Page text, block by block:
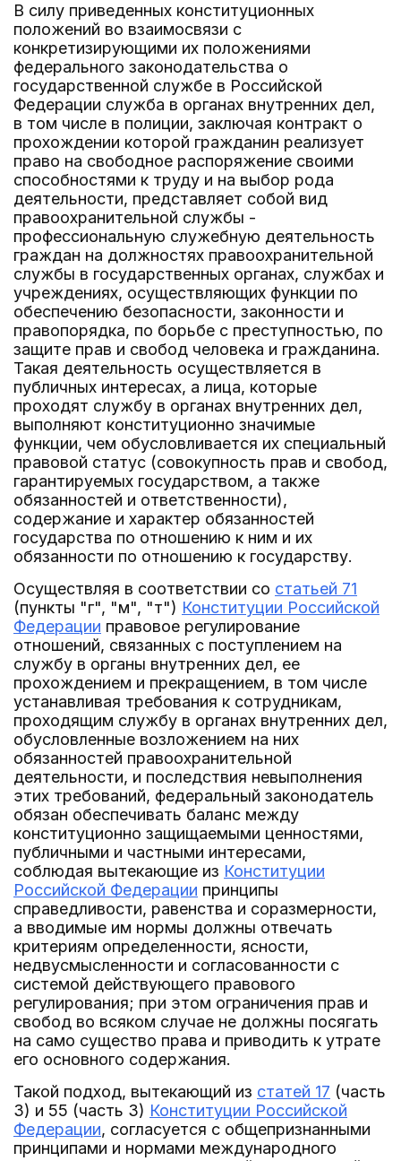
В силу приведенных конституционных
положений во взаимосвязи с
конкретизирующими их положениями
федерального законодательства о
государственной службе в Российской
Федерации служба в органах внутренних дел,
в том числе в полиции, заключая контракт о
прохождении которой гражданин реализует
право на свободное распоряжение своими
способностями к труду и на выбор рода
деятельности, представляет собой вид
правоохранительной службы -
профессиональную служебную деятельность
граждан на должностях правоохранительной
службы в государственных органах, службах и
учреждениях, осуществляющих функции по
обеспечению безопасности, законности и
правопорядка, по борьбе с преступностью, по
защите прав и свобод человека и гражданина.
Такая деятельность осуществляется в
публичных интересах, а лица, которые
проходят службу в органах внутренних дел,
выполняют конституционно значимые
функции, чем обусловливается их специальный
правовой статус (совокупность прав и свобод,
гарантируемых государством, а также
обязанностей и ответственности),
содержание и характер обязанностей
государства по отношению к ним и их
обязанности по отношению к государству.
Осуществляя в соответствии со статьей 71
(пункты "г", "м", "т") Конституции Российской
Федерации правовое регулирование
отношений, связанных с поступлением на
службу в органы внутренних дел, ее
прохождением и прекращением, в том числе
устанавливая требования к сотрудникам,
проходящим службу в органах внутренних дел,
обусловленные возложением на них
обязанностей правоохранительной
деятельности, и последствия невыполнения
этих требований, федеральный законодатель
обязан обеспечивать баланс между
конституционно защищаемыми ценностями,
публичными и частными интересами,
соблюдая вытекающие из Конституции
Российской Федерации принципы
справедливости, равенства и соразмерности,
а вводимые им нормы должны отвечать
критериям определенности, ясности,
недвусмысленности и согласованности с
системой действующего правового
регулирования; при этом ограничения прав и
свобод во всяком случае не должны посягать
на само существо права и приводить к утрате
его основного содержания.
Такой подход, вытекающий из статей 17 (часть
3) и 55 (часть 3) Конституции Российской
Федерации, согласуется с общепризнанными
принципами и нормами международного